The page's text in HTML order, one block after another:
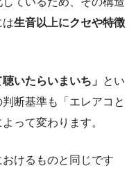
は生音以上にクセや特徴
いたらいまいち」 とい
断基準も「エレアコと
って変わります。
けるものと同じです